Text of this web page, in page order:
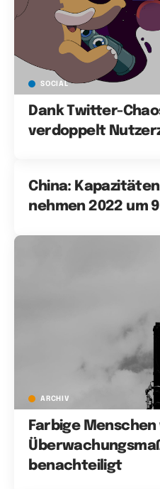
SOCIAL
Dank Twitter-
verdoppelt
China:
nehmen 2022 um
ARCHIV
Farbige
benachteiligt